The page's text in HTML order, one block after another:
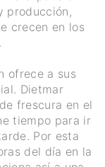
producción,
crecen en los
ofrece a sus
Dietmar
frescura en el
tiempo para ir
Por esta
del día en la